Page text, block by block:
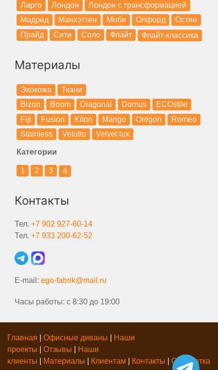
Ларго
Лондон
Лондон с трансформацией
Мадрид
Манхэттен Моби Олфорд
Остин
Прайд
Сити Соло Флайт Флайт-классика
Материалы
Экокожа
Ткани
Bizon
Boom Diagonal Domus
ECOstile
Fiji
Fusion Kiton Mango Oregon
Romeo
Stainless
Velutto Velvet lux
Категории
1 2 3 4
Контакты
Тел. +7 902 927-60-14
Тел. +7 933 200-62-52
E-mail: ego-fabrik@mail.ru
Часы работы: с 8:30 до 19:00
Главная Офисные диваны
Наши
проекты
Отзывы
Наши
клиенты
Материалы Клиентам Контакты
Обработка